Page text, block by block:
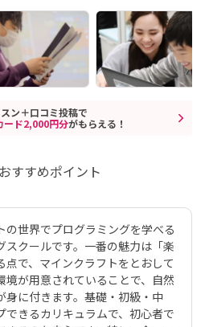
ン＋口コミ投稿で
ド2,000円分がもらえる！
すすめポイント
の世界でプログラミングを学べる
スクールです。一番の魅力は「楽
点で、マインクラフトをとおして
が用意されていることで、自然
身に付きます。基礎・初級・中
きるカリキュラムで、初心者で